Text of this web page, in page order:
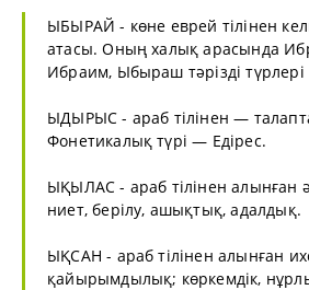
ЫБЫРАЙ - көне еврей тілінен
атасы. Оның халық арасында
Ибраим, Ыбыраш тәрізді түрлері
ЫДЫРЫС - араб тілінен —
Фонетикалық түрі — Едірес.
ЫҚЫЛАС - араб тілінен алынған
ниет, берілу, ашықтық, адалдық.
ЫҚСАН - араб тілінен алынған
қайырымдылық; көркемдік,